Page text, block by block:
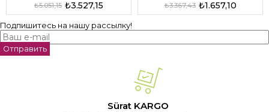
₺3.527,15
₺5.051,15 ₺1.657,10
₺3.367,43
Подпишитесь на нашу рассылку!
Отправить
Sürat KARGO